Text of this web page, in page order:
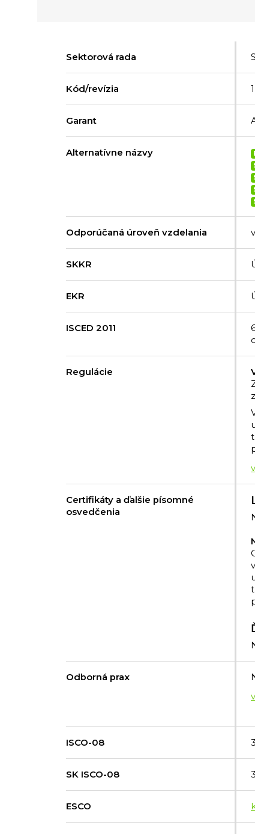
Sektorová rada
Kód/revízia
Garant
Alternatívne názvy
Odporúčaná úroveň vzdelania
SKKR
EKR
ISCED 2011
Regulácie
Certifikáty a ďalšie písomné
osvedčenia
Odborná prax
ISCO-08
SK ISCO-08
ESCO